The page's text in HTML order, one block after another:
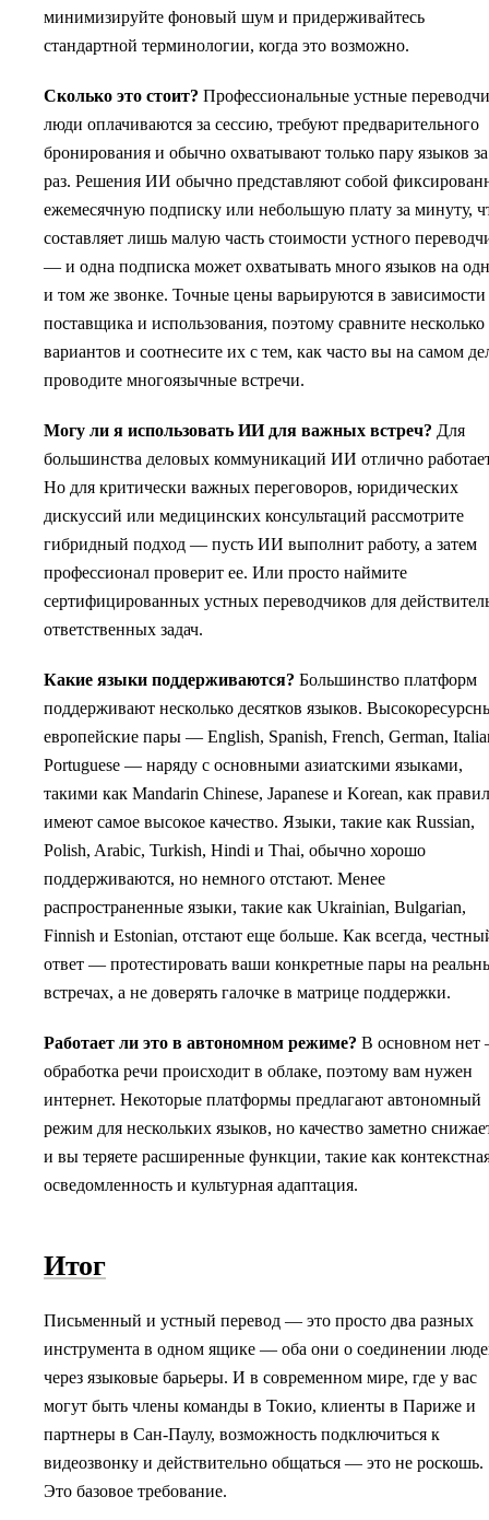
минимизируйте фоновый шум и придерживайтесь
стандартной терминологии, когда это возможно.
Сколько это стоит? Профессиональные устные
люди оплачиваются за сессию, требуют предварительного
бронирования и обычно охватывают только пару языков за
раз. Решения ИИ обычно представляют собой
ежемесячную подписку или небольшую плату за минуту,
составляет лишь малую часть стоимости устного
— и одна подписка может охватывать много языков на
и том же звонке. Точные цены варьируются в зависимости
поставщика и использования, поэтому сравните несколько
вариантов и соотнесите их с тем, как часто вы на самом
проводите многоязычные встречи.
Могу ли я использовать ИИ для важных встреч? Для
большинства деловых коммуникаций ИИ отлично
Но для критически важных переговоров, юридических
дискуссий или медицинских консультаций рассмотрите
гибридный подход — пусть ИИ выполнит работу, а затем
профессионал проверит ее. Или просто наймите
сертифицированных устных переводчиков для
ответственных задач.
Какие языки поддерживаются? Большинство платформ
поддерживают несколько десятков языков.
европейские пары — English, Spanish, French, German,
Portuguese — наряду с основными азиатскими языками,
такими как Mandarin Chinese, Japanese и Korean, как
имеют самое высокое качество. Языки, такие как Russian,
Polish, Arabic, Turkish, Hindi и Thai, обычно хорошо
поддерживаются, но немного отстают. Менее
распространенные языки, такие как Ukrainian, Bulgarian,
Finnish и Estonian, отстают еще больше. Как всегда,
ответ — протестировать ваши конкретные пары на
встречах, а не доверять галочке в матрице поддержки.
Работает ли это в автономном режиме? В основном
обработка речи происходит в облаке, поэтому вам нужен
интернет. Некоторые платформы предлагают автономный
режим для нескольких языков, но качество заметно
и вы теряете расширенные функции, такие как
осведомленность и культурная адаптация.
Итог
Письменный и устный перевод — это просто два разных
инструмента в одном ящике — оба они о соединении
через языковые барьеры. И в современном мире, где у вас
могут быть члены команды в Токио, клиенты в Париже и
партнеры в Сан-Паулу, возможность подключиться к
видеозвонку и действительно общаться — это не роскошь.
Это базовое требование.